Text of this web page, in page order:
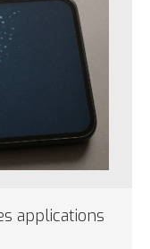
applications